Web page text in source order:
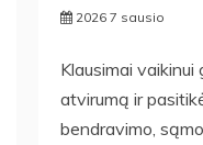
2026 7 sausio
Klausimai
atvirumą ir
bendravimo,